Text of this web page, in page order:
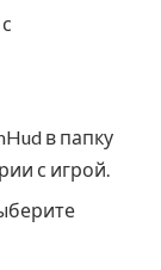
в папку
с игрой.